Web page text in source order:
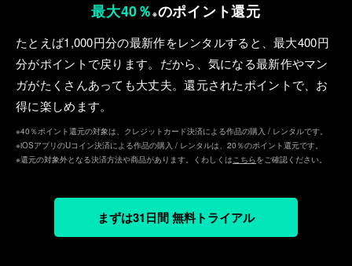
最大40％ ※のポイント還元
たとえば1,000円分の最新作をレンタルすると、最⼤400円
分がポイントで戻ります。だから、気になる最新作やマン
ガがたくさんあっても⼤丈夫。還元されたポイントで、お
得に楽しめます。
※40％ポイント還元の対象は、クレジットカード決済による作品の購入 / レンタルです。
※iOSアプリのUコイン決済による作品の購入 / レンタルは、20％のポイント還元です。
※還元の対象外となる決済方法や商品があります。くわしくはこちらをご確認ください。
まずは31日間 無料トライアル